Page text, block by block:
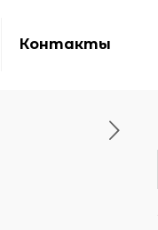
Контакты